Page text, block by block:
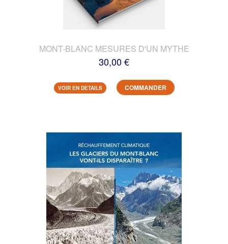
MONT-BLANC MESURES D'UN MYTHE
30,00 €
VOIR EN DETAILS COMMANDER